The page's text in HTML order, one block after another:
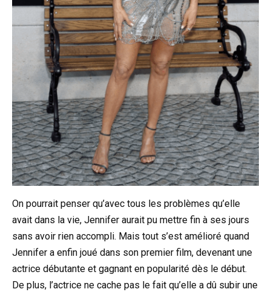
On pourrait penser qu’avec tous les problèmes qu’elle
avait dans la vie, Jennifer aurait pu mettre fin à ses jours
sans avoir rien accompli. Mais tout s’est amélioré quand
Jennifer a enfin joué dans son premier film, devenant une
actrice débutante et gagnant en popularité dès le début.
De plus, l’actrice ne cache pas le fait qu’elle a dû subir une